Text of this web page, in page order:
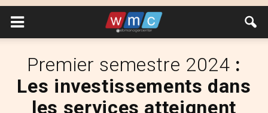
Premier semestre 2024 :
Les investissements dans
les services atteignent